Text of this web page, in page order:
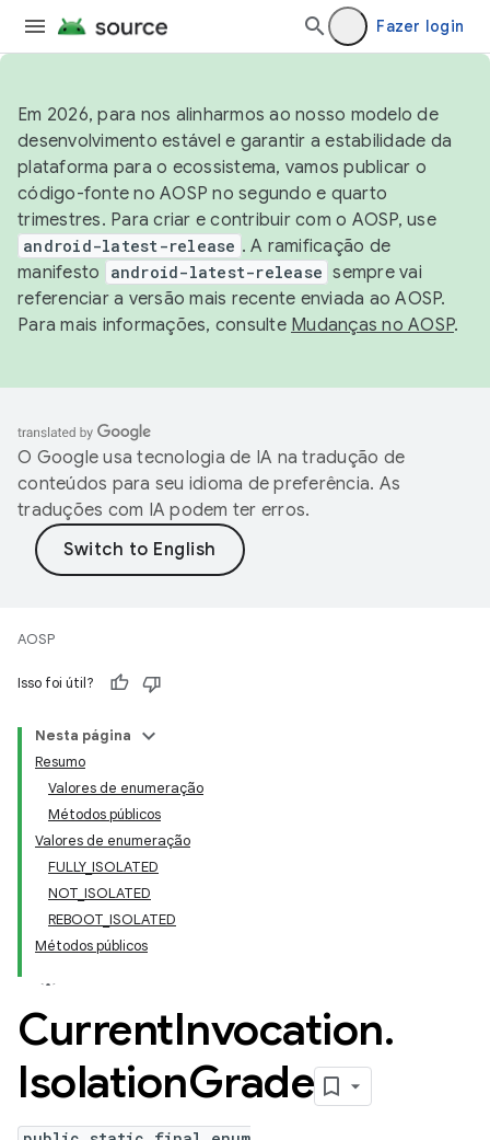
Fazer login
Em 2026, para nos alinharmos ao nosso modelo de
desenvolvimento estável e garantir a estabilidade da
plataforma para o ecossistema, vamos publicar o
código-fonte no AOSP no segundo e quarto
trimestres. Para criar e contribuir com o AOSP, use
android-latest-release . A ramificação de
manifesto
android-latest-release sempre vai
referenciar a versão mais recente enviada ao AOSP.
Para mais informações, consulte Mudanças no AOSP.
O Google usa tecnologia de IA na tradução de
conteúdos para seu idioma de preferência. As
traduções com IA podem ter erros.
AOSP
Isso foi útil?
Nesta página
Resumo
Valores de enumeração
Métodos públicos
Valores de enumeração
FULLY_ISOLATED
NOT_ISOLATED
REBOOT_ISOLATED
Métodos públicos
CurrentInvocation.
IsolationGrade